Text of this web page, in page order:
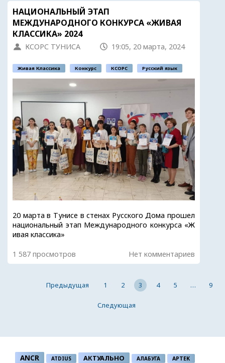
НАЦИОНАЛЬНЫЙ ЭТАП
МЕЖДУНАРОДНОГО КОНКУРСА «ЖИВАЯ
КЛАССИКА» 2024
КСОРС ТУНИСА 19:05, 20 марта, 2024
Живая Классика Конкурс КСОРС Русский язык
20 марта в Тунисе в стенах Русского Дома прошел
национальный этап Международного конкурса «Ж
ивая классика»
1 587 просмотров Нет комментариев
Предыдущая 1 2 3 4 5 … 9
Следующая
ANCR ATDIUS АКТУАЛЬНО АЛАБУГА АРТЕК